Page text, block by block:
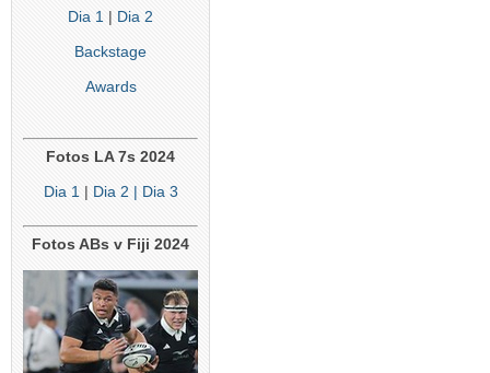
Dia 1 | Dia 2
Backstage
Awards
Fotos LA 7s 2024
Dia 1 | Dia 2 | Dia 3
Fotos ABs v Fiji 2024